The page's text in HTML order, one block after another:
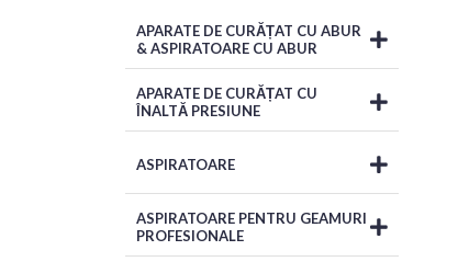
APARATE DE CURĂȚAT CU ABUR
& ASPIRATOARE CU ABUR
APARATE DE CURĂȚAT CU
ÎNALTĂ PRESIUNE
ASPIRATOARE
ASPIRATOARE PENTRU GEAMURI
PROFESIONALE